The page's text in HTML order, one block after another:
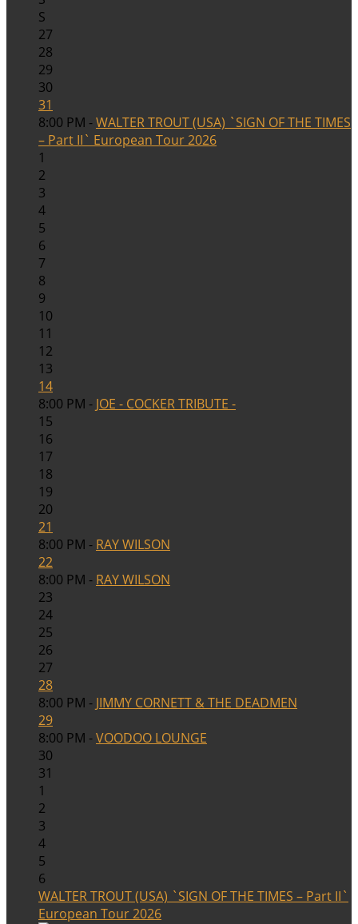
S
27
28
29
30
31
8:00 PM -WALTER TROUT (USA) `SIGN OF THE TIMES
– Part II` European Tour 2026
1
2
3
4
5
6
7
8
9
10
11
12
13
14
8:00 PM - JOE - COCKER TRIBUTE -
15
16
17
18
19
20
21
8:00 PM - RAY WILSON
22
8:00 PM - RAY WILSON
23
24
25
26
27
28
8:00 PM - JIMMY CORNETT & THE DEADMEN
29
8:00 PM -VOODOO LOUNGE
30
31
1
2
3
4
5
6
WALTER TROUT (USA) `SIGN OF THE TIMES – Part II`
European Tour 2026